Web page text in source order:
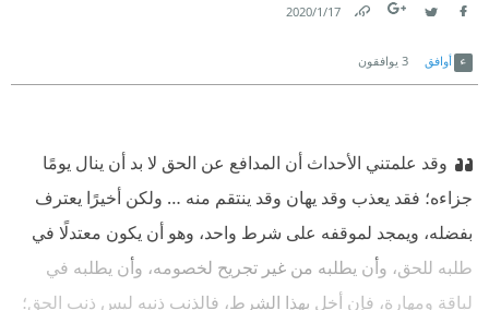
17‏/1‏/2020
أوافق 3 يوافقون
وقد علمتني الأحداث أن المدافع عن الحق لا بد أن ينال يومًا
جزاءه؛ فقد يعذب وقد يهان وقد ينتقم منه … ولكن أخيرًا يعترف
بفضله، ويمجد لموقفه على شرط واحد، وهو أن يكون معتدلًا في
طلبه للحق، وأن يطلبه من غير تجريح لخصومه، وأن يطلبه في
لباقة ومهارة، فإن أخل بهذا الشرط، فالذنب ذنبه ليس ذنب الحق؛